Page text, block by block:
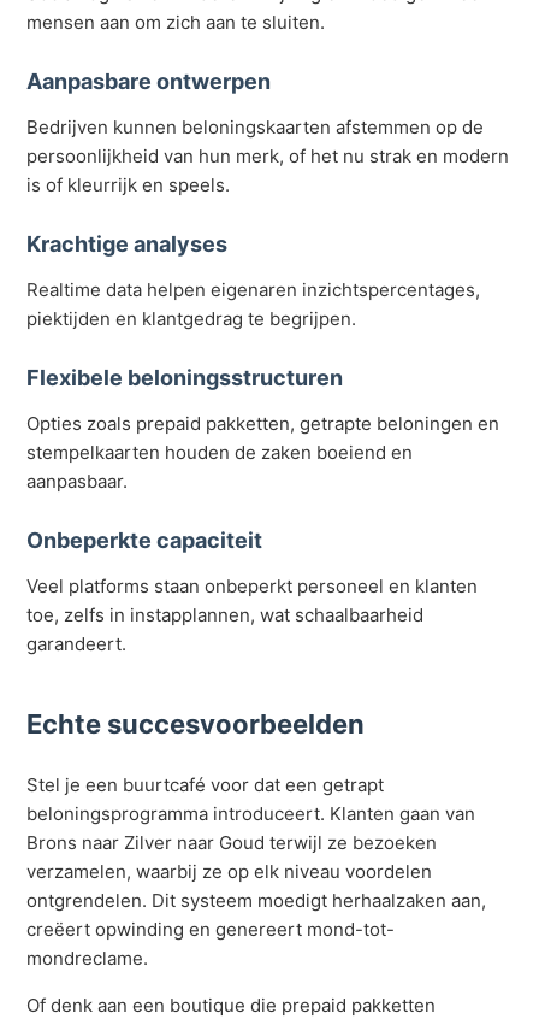
mensen aan om zich aan te sluiten.
Aanpasbare ontwerpen
Bedrijven kunnen beloningskaarten afstemmen op de
persoonlijkheid van hun merk, of het nu strak en modern
is of kleurrijk en speels.
Krachtige analyses
Realtime data helpen eigenaren inzichtspercentages,
piektijden en klantgedrag te begrijpen.
Flexibele beloningsstructuren
Opties zoals prepaid pakketten, getrapte beloningen en
stempelkaarten houden de zaken boeiend en
aanpasbaar.
Onbeperkte capaciteit
Veel platforms staan onbeperkt personeel en klanten
toe, zelfs in instapplannen, wat schaalbaarheid
garandeert.
Echte succesvoorbeelden
Stel je een buurtcafé voor dat een getrapt
beloningsprogramma introduceert. Klanten gaan van
Brons naar Zilver naar Goud terwijl ze bezoeken
verzamelen, waarbij ze op elk niveau voordelen
ontgrendelen. Dit systeem moedigt herhaalzaken aan,
creëert opwinding en genereert mond-tot-
mondreclame.
Of denk aan een boutique die prepaid pakketten